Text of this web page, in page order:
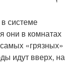
дом
системе
они в комнатах
«грязных»
идут вверх, на